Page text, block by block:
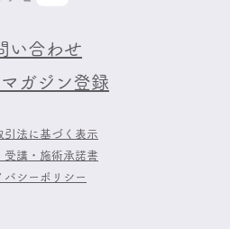
い合わせ
マガジン登録
引法に基づく表示
講・施術承諾書
バシーポリシー